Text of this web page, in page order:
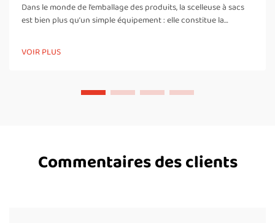
Dans le monde de l’emballage des produits, la scelleuse à sacs
est bien plus qu’un simple équipement : elle constitue la
réputation de votre marque. Que vous préserviez la fraîcheur
d’un café gourmand ou…
VOIR PLUS
Commentaires des clients